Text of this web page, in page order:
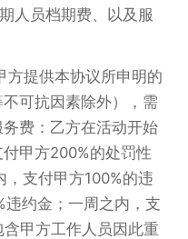
人员档期费、以及服
方提供本协议所申明的
可抗因素除外），需
费：乙方在活动开始
甲方200%的处罚性
支付甲方100%的违
约金；一周之内，支
甲方工作人员因此重